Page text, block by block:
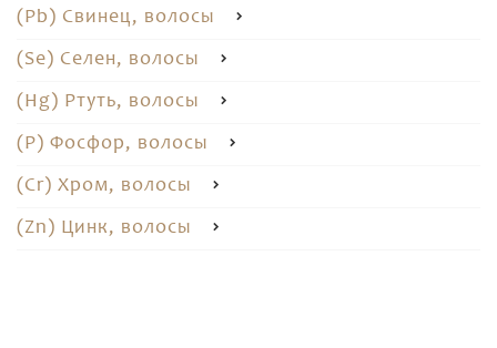
(Pb) Свинец, волосы
(Se) Селен, волосы
(Hg) Ртуть, волосы
(P) Фосфор, волосы
(Cr) Хром, волосы
(Zn) Цинк, волосы